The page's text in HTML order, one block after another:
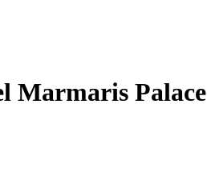
Marmaris Palace